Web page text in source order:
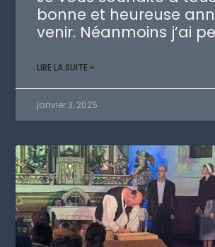
bonne et heureuse
venir. Néanmoins j’ai
LIRE LA SUITE »
janvier 3, 2025